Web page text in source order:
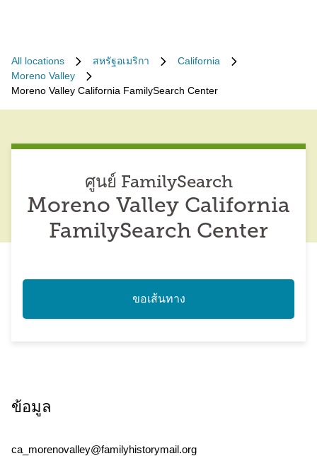
All locations สหรัฐอเมริกา
California
Moreno Valley
Moreno Valley California FamilySearch Center
ศูนย์ FamilySearch
Moreno Valley California
FamilySearch Center
ขอเส้นทาง
ข้อมูล
ca_morenovalley@familyhistorymail.org